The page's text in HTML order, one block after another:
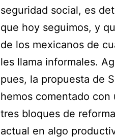
seguridad social, es
que hoy seguimos, y
de los mexicanos de
les llama informales.
pues, la propuesta de
hemos comentado
tres bloques de
actual en algo